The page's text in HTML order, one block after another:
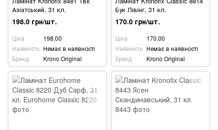
Азіатський, 31 кл.
198.0 грн/шт.
Ціна
198.00
Наявність Немає в наявності
Бренд
Krono Original
Бук Лівінг, 31 кл.
170.0 грн/шт.
Ціна
170.00
Наявність Немає в наявності
Бренд
Krono Original